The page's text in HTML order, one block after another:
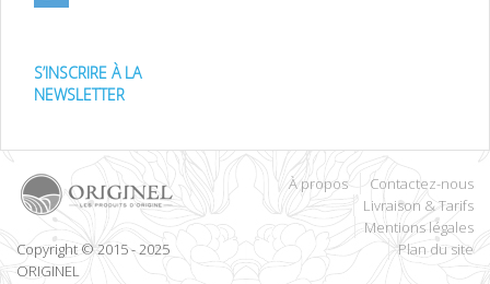
S’INSCRIRE À LA
NEWSLETTER
Copyright © 2015 - 2025
ORIGINEL
À propos
Contactez-nous
Livraison & Tarifs
Mentions légales
Plan du site